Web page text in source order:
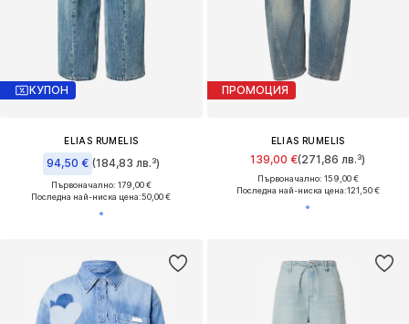
КУПОН
ELIAS RUMELIS
94,50 € (184,83 лв.³)
Първоначално: 179,00 €
Последна най-ниска цена:50,00 €
ПРОМОЦИЯ
ELIAS RUMELIS
139,00 €(271,86 лв.³)
Първоначално: 159,00 €
Последна най-ниска цена:121,50 €